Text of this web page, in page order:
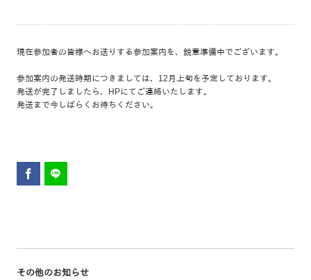
現在参加者の皆様へお送りする参加案内を、鋭意準備中でございます。
参加案内の発送時期につきましては、12月上旬を予定しております。
発送が完了しましたら、HPにてご連絡いたします。
発送まで今しばらくお待ちください。
その他のお知らせ